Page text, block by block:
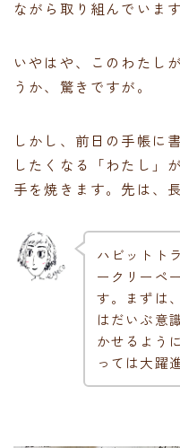
ながら取り組んでいます
いやはや、このわたし
うか、驚きですが。
しかし、前日の手帳に
したくなる「わたし」
手を焼きます。先は、
ハビットト
ークリーペ
す。まずは
はだいぶ意
かせるよう
っては大躍